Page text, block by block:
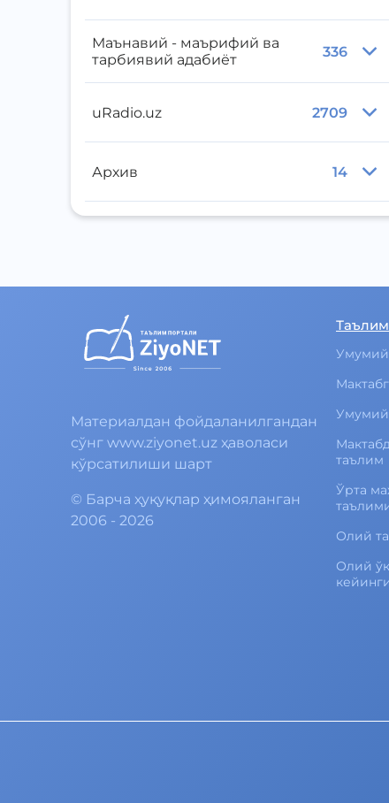
Маънавий - маърифий ва
тарбиявий адабиёт
336
uRadio.uz 2709
Архив 14
Материалдан фойдаланилгандан
сўнг www.ziyonet.uz ҳаволаси
кўрсатилиши шарт
© Барча ҳуқуқлар ҳимояланган
2006 - 2026
Таълим
Умумий
таълим
Ўрта
Олий
Олий